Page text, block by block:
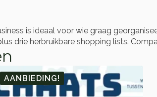
is ideaal voor wie graag
drie herbruikbare shopping lists.
AANBIEDING!